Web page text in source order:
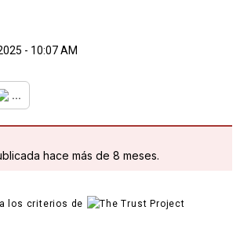
- 10:07 AM
...
hace más de 8 meses.
los criterios de